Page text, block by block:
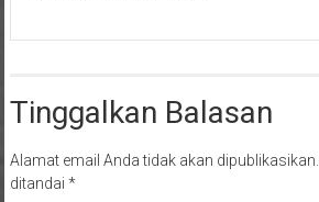
Tinggalkan Balasan
Alamat email Anda tidak akan dipublikasikan.
ditandai *